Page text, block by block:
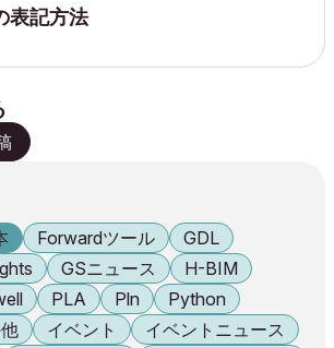
記方法
Forwardツール
GDL
GSニュース
H-BIM
PLA Pln
Python
イベント
イベントニュース